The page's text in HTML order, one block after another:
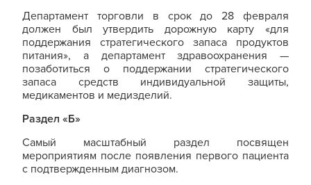
Департамент торговли в срок до 28 февраля
должен был утвердить дорожную карту «для
поддержания стратегического запаса продуктов
питания», а департамент здравоохранения —
позаботиться о поддержании стратегического
запаса средств индивидуальной защиты,
медикаментов и медизделий.
Раздел «Б»
Самый масштабный раздел посвящен
мероприятиям после появления первого пациента
с подтвержденным диагнозом.